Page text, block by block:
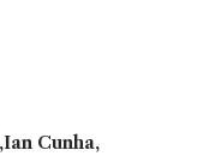
Ian Cunha